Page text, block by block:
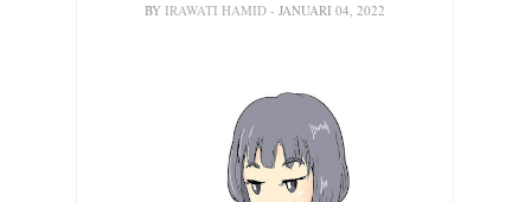
BY IRAWATI HAMID - JANUARI 04, 2022